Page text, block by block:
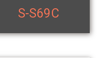
S-S69C